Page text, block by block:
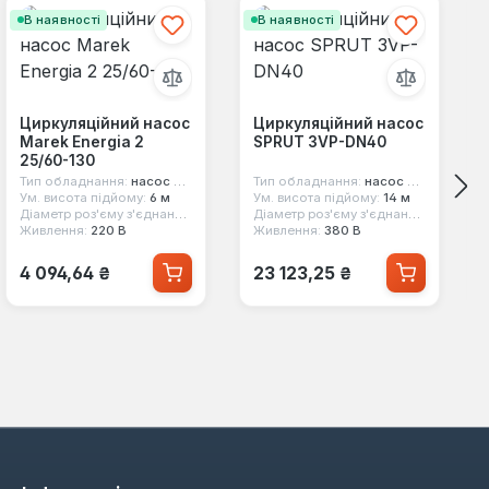
В наявності
Циркуляційний насос
Marek Energia 2
25/60-130
Тип обладнання: насос циркуляційний з частотним регулюванням
Ум. висота підйому: 6 м
Діаметр роз'єму з'єднання:
Живлення: 220 В
Звичайна ціна:
4 094,64 ₴
В наявності
Циркуляційний насос
SPRUT 3VP-DN40
Тип обладнання: насос циркуляційний
Ум. висота підйому: 14 м
Діаметр роз'єму з'єднання:
Живлення: 380 В
Звичайна ціна:
23 123,25 ₴